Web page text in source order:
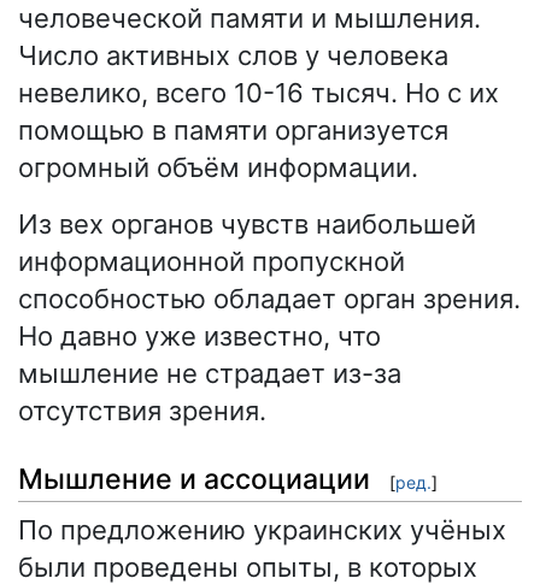
человеческой памяти и мышления.
Число активных слов у человека
невелико, всего 10-16 тысяч. Но с их
помощью в памяти организуется
огромный объём информации.
Из вех органов чувств наибольшей
информационной пропускной
способностью обладает орган зрения.
Но давно уже известно, что
мышление не страдает из-за
отсутствия зрения.
Мышление и ассоциации [ред.]
По предложению украинских учёных
были проведены опыты, в которых